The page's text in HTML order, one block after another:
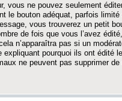
vous ne pouvez seulement
le bouton adéquat, parfois
vous trouverez un petit
de fois que vous l’avez
n’apparaîtra pas si un
pourquoi ils ont édité
ne peuvent pas supprimer